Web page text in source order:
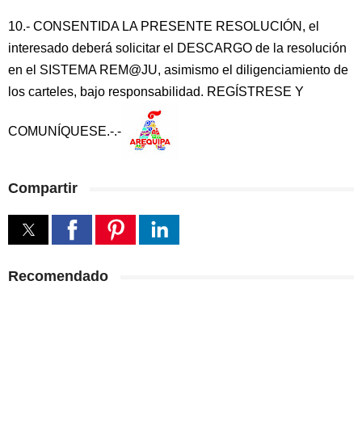
10.- CONSENTIDA LA PRESENTE RESOLUCIÓN, el
interesado deberá solicitar el DESCARGO de la resolución
en el SISTEMA REM@JU, asimismo el diligenciamiento de
los carteles, bajo responsabilidad. REGÍSTRESE Y
COMUNÍQUESE.-.-
Compartir
Recomendado